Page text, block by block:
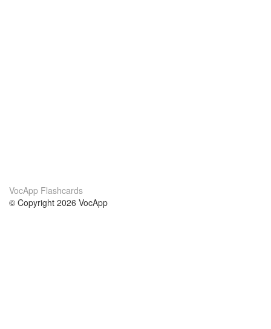
VocApp Flashcards
© Copyright 2026 VocApp